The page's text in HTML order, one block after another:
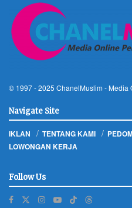
© 1997 - 2025 ChanelMuslim - Media
Navigate Site
IKLAN TENTANG KAMI
LOWONGAN KERJA
Follow Us